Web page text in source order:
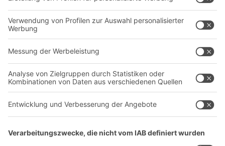
Unternehmen
Über uns
Produktionsstandorte
Karriere
Follow us
BIT O
YOUR LIFE.